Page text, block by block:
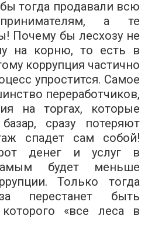
тогда продавали всю
а те
Почему бы лесхозу не
на корню, то есть в
коррупция частично
упростится. Самое
переработчиков,
на торгах, которые
сразу потеряют
спадет сам собой!
денег и услуг в
будет меньше
Только тогда
перестанет быть
«все леса в